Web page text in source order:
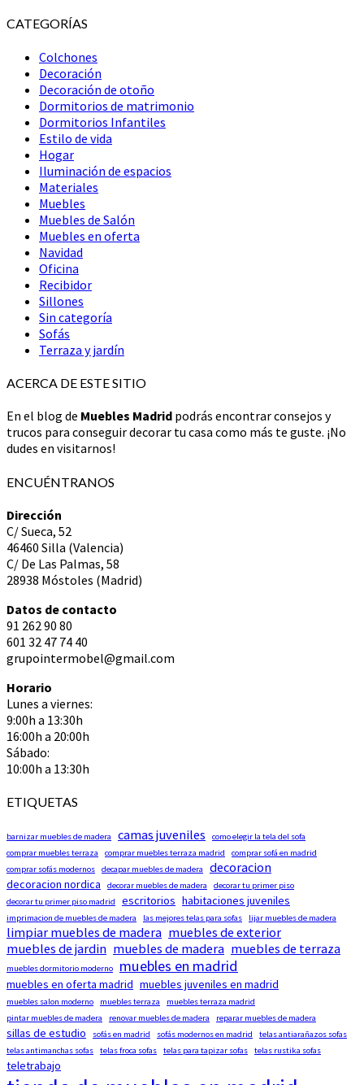
CATEGORÍAS
Colchones
Decoración
Decoración de otoño
Dormitorios de matrimonio
Dormitorios Infantiles
Estilo de vida
Hogar
Iluminación de espacios
Materiales
Muebles
Muebles de Salón
Muebles en oferta
Navidad
Oficina
Recibidor
Sillones
Sin categoría
Sofás
Terraza y jardín
ACERCA DE ESTE SITIO
En el blog de Muebles Madrid podrás encontrar consejos y
trucos para conseguir decorar tu casa como más te guste. ¡No
dudes en visitarnos!
ENCUÉNTRANOS
Dirección
C/ Sueca, 52
46460 Silla (Valencia)
C/ De Las Palmas, 58
28938 Móstoles (Madrid)
Datos de contacto
91 262 90 80
601 32 47 74 40
grupointermobel@gmail.com
Horario
Lunes a viernes:
9:00h a 13:30h
16:00h a 20:00h
Sábado:
10:00h a 13:30h
ETIQUETAS
barnizar muebles de madera camas juveniles
como elegir la tela del sofa
comprar muebles terraza
comprar muebles terraza madrid
comprar sofá en madrid
comprar sofás modernos
decapar muebles de madera decoracion
decoracion nordica decorar muebles de madera
decorar tu primer piso
decorar tu primer piso madrid
escritorios habitaciones juveniles
imprimacion de muebles de madera las mejores telas para sofas lijar muebles de madera
limpiar muebles de madera muebles de exterior
muebles de jardin muebles de madera muebles de terraza
muebles dormitorio moderno muebles en madrid
muebles en oferta madrid muebles juveniles en madrid
muebles salon moderno muebles terraza
muebles terraza madrid
pintar muebles de madera
renovar muebles de madera reparar muebles de madera
sillas de estudio sofás en madrid sofás modernos en madrid
telas antiarañazos sofas
telas antimanchas sofas
telas froca sofas telas para tapizar sofas telas rustika sofas
teletrabajo